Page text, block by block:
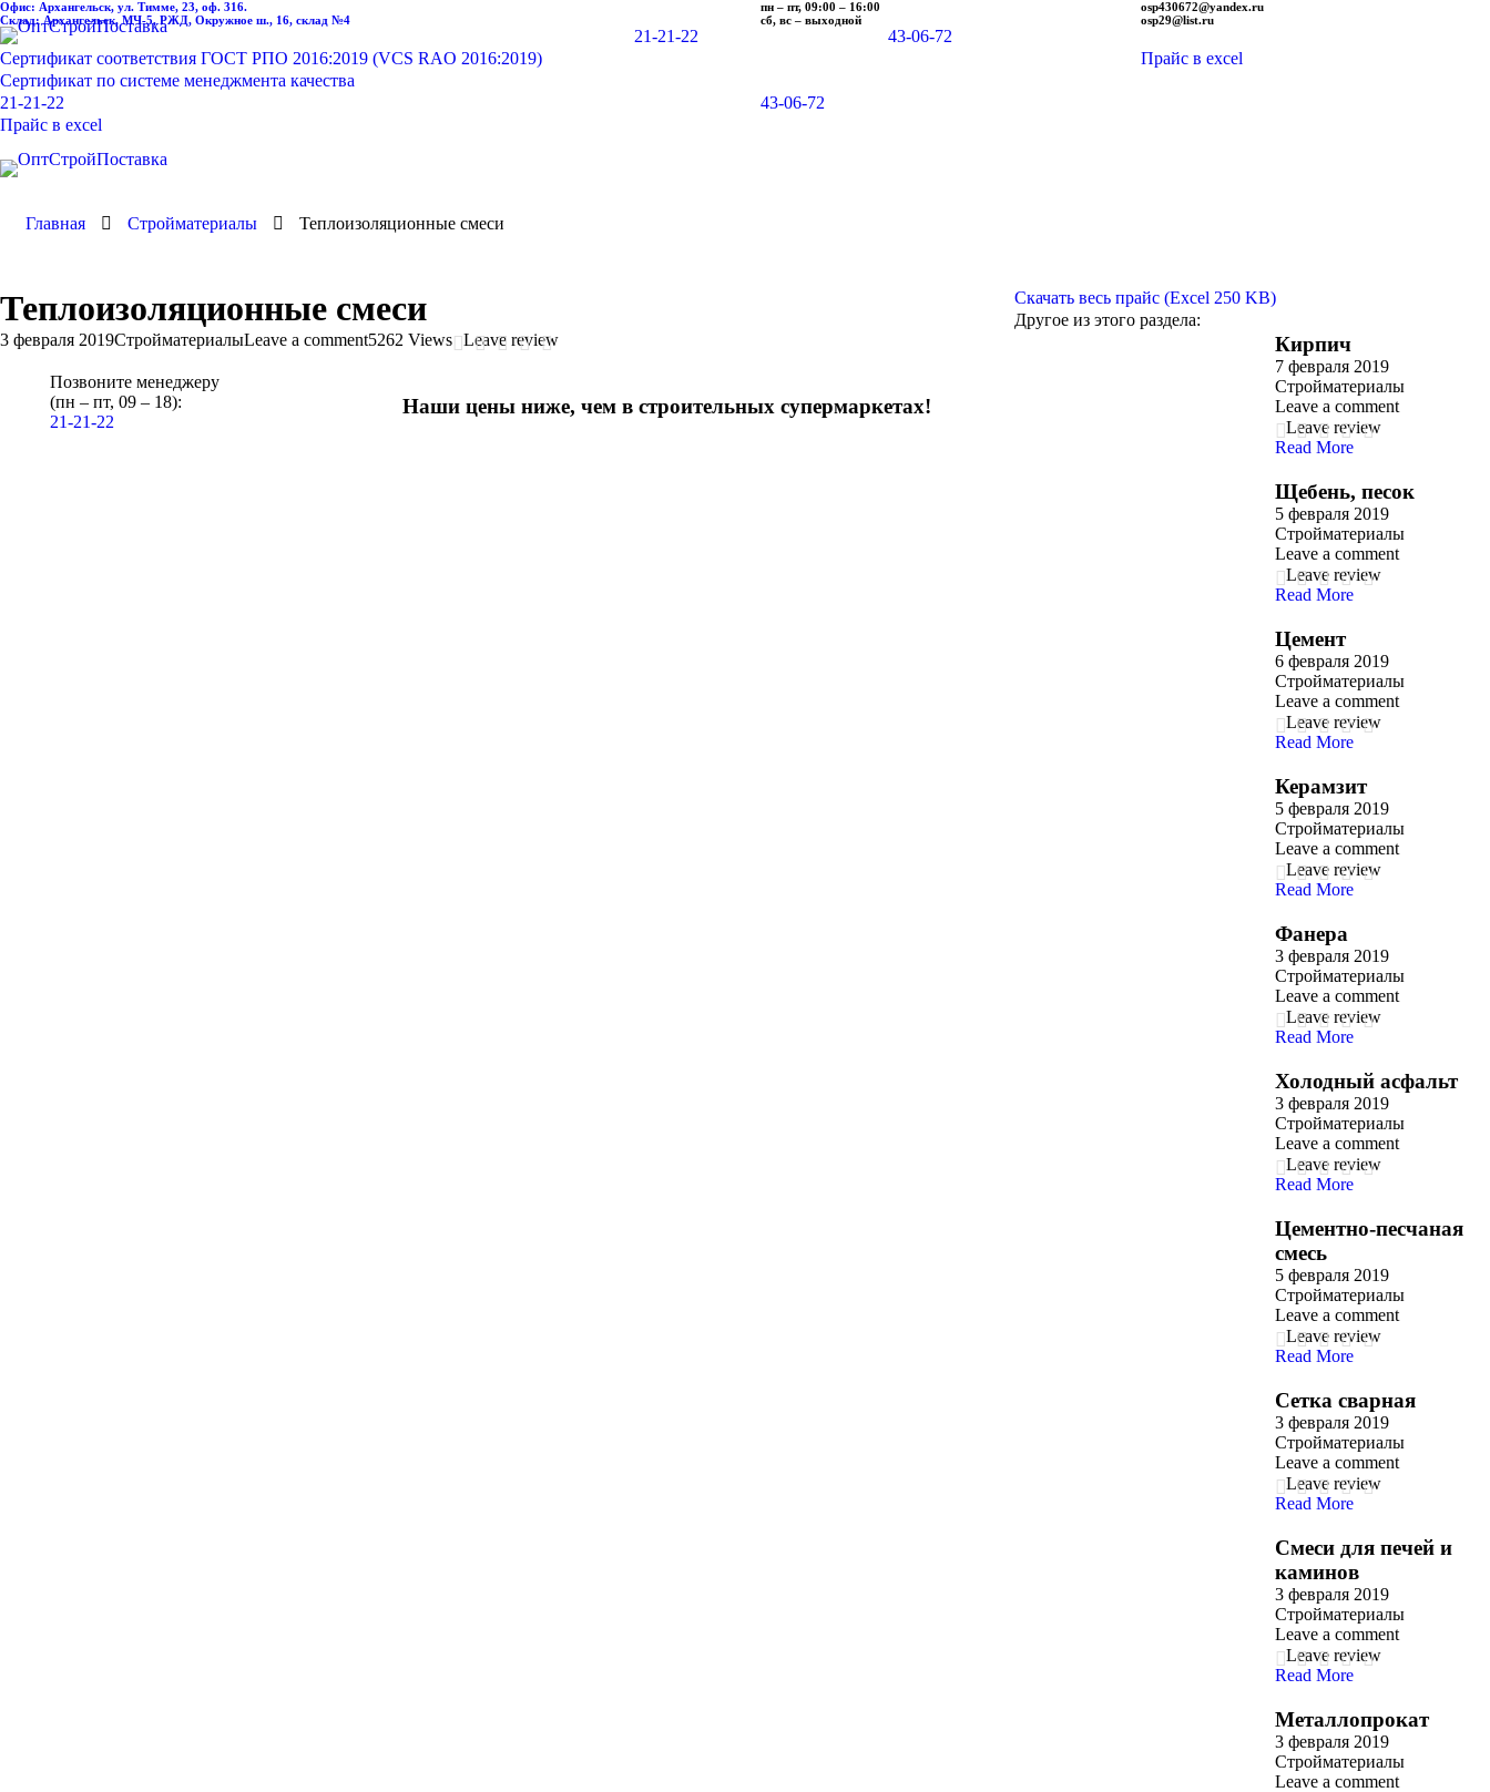
Офис: Архангельск, ул. Тимме, 23, оф. 316.
Склад: Архангельск, МЧ-5, РЖД, Окружное ш., 16, склад №4
пн – пт, 09:00 – 16:00
сб, вс – выходной
osp430672@yandex.ru
osp29@list.ru
21-21-22
43-06-72
Сертификат соответствия ГОСТ РПО 2016:2019 (VCS RAO 2016:2019)
Сертификат по системе менеджмента качества
Прайс в excel
21-21-22
43-06-72
Прайс в excel
Главная Стройматериалы Теплоизоляционные смеси
Теплоизоляционные смеси
3 февраля 2019СтройматериалыLeave a comment5262 Views Leave review
Позвоните менеджеру
(пн – пт, 09 – 18):
21-21-22
Наши цены ниже, чем в строительных супермаркетах!
Скачать весь прайс (Excel 250 KB)
Другое из этого раздела:
Кирпич
7 февраля 2019
Стройматериалы
Leave a comment
Leave review
Read More
Щебень, песок
5 февраля 2019
Стройматериалы
Leave a comment
Leave review
Read More
Цемент
6 февраля 2019
Стройматериалы
Leave a comment
Leave review
Read More
Керамзит
5 февраля 2019
Стройматериалы
Leave a comment
Leave review
Read More
Фанера
3 февраля 2019
Стройматериалы
Leave a comment
Leave review
Read More
Холодный асфальт
3 февраля 2019
Стройматериалы
Leave a comment
Leave review
Read More
Цементно-песчаная
смесь
5 февраля 2019
Стройматериалы
Leave a comment
Leave review
Read More
Сетка сварная
3 февраля 2019
Стройматериалы
Leave a comment
Leave review
Read More
Смеси для печей и
каминов
3 февраля 2019
Стройматериалы
Leave a comment
Leave review
Read More
Металлопрокат
3 февраля 2019
Стройматериалы
Leave a comment